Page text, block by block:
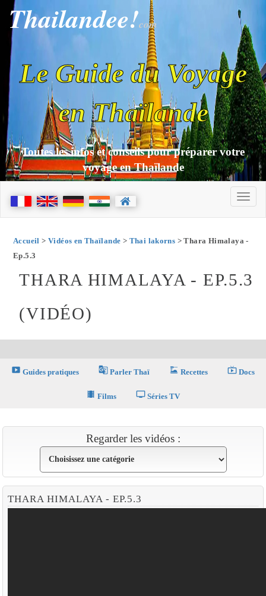
Thailandee!com
Le Guide du Voyage
en Thaïlande
Toutes les infos et conseils pour préparer votre
voyage en Thaïlande
Accueil > Vidéos en Thaïlande > Thai lakorns > Thara Himalaya -
Ep.5.3
THARA HIMALAYA - EP.5.3
(VIDÉO)
smart_display Guides pratiques g_translate Parler Thaï dinner_dining Recettes live_tv Docs
theaters Films tv Séries TV
Regarder les vidéos :
THARA HIMALAYA - EP.5.3